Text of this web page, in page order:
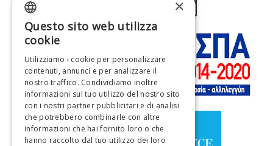
GREEK
FRENCH
ITALIAN
GERMAN
SPANISH
×
Questo sito web utilizza
cookie
Utilizziamo i cookie per personalizzare
contenuti, annunci e per analizzare il
nostro traffico. Condividiamo inoltre
informazioni sul tuo utilizzo del nostro sito
con i nostri partner pubblicitari e di analisi
che potrebbero combinarle con altre
informazioni che hai fornito loro o che
hanno raccolto dal tuo utilizzo dei loro